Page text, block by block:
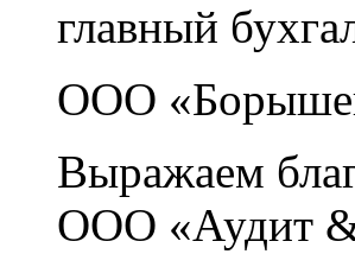
главный
ООО
Выражаем
ООО «Аудит &